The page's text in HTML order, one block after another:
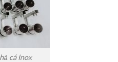
cá Inox